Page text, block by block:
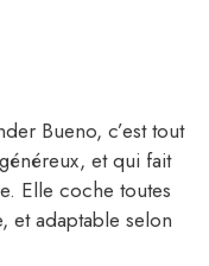
Bueno, c’est tout
et qui fait
Elle coche toutes
et adaptable selon